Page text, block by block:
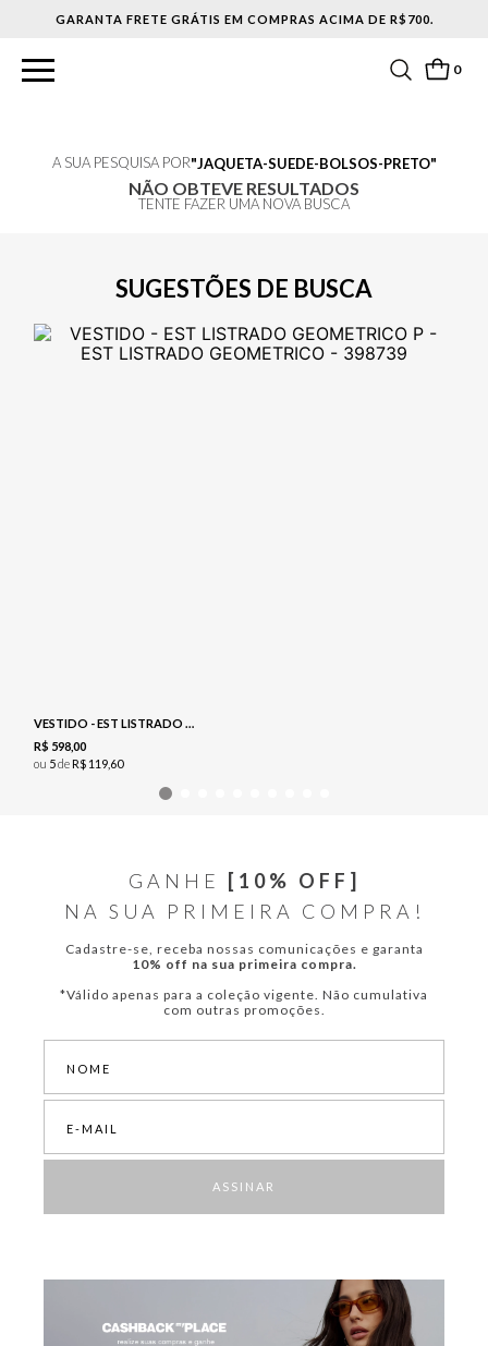
GARANTA FRETE GRÁTIS EM COMPRAS ACIMA DE R$700.
0
A SUA PESQUISA POR JAQUETA-SUEDE-BOLSOS-PRETO
NÃO OBTEVE RESULTADOS
TENTE FAZER UMA NOVA BUSCA
SUGESTÕES DE BUSCA
VESTIDO - EST LISTRADO GEOMETRICO
R$ 59800
ou 5deR$ 119 60
GANHE
[10% OFF]
NA SUA PRIMEIRA COMPRA!
Cadastre-se, receba nossas comunicações e garanta
10% off na sua primeira compra.
*Válido apenas para a coleção vigente. Não cumulativa
com outras promoções.
ASSINAR